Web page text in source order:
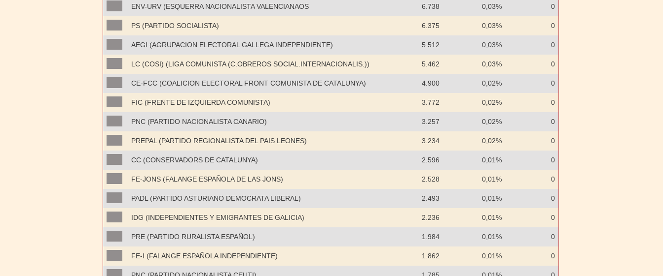
ENV-URV (ESQUERRA NACIONALISTA VALENCIANAOS 6.738 0,03% 0
PS (PARTIDO SOCIALISTA) 6.375 0,03% 0
AEGI (AGRUPACION ELECTORAL GALLEGA INDEPENDIENTE) 5.512 0,03% 0
LC (COSI) (LIGA COMUNISTA (C.OBREROS SOCIAL.INTERNACIONALIS.)) 5.462 0,03% 0
CE-FCC (COALICION ELECTORAL FRONT COMUNISTA DE CATALUNYA) 4.900 0,02% 0
FIC (FRENTE DE IZQUIERDA COMUNISTA) 3.772 0,02% 0
PNC (PARTIDO NACIONALISTA CANARIO) 3.257 0,02% 0
PREPAL (PARTIDO REGIONALISTA DEL PAIS LEONES) 3.234 0,02% 0
CC (CONSERVADORS DE CATALUNYA) 2.596 0,01% 0
FE-JONS (FALANGE ESPAÑOLA DE LAS JONS) 2.528 0,01% 0
PADL (PARTIDO ASTURIANO DEMOCRATA LIBERAL) 2.493 0,01% 0
IDG (INDEPENDIENTES Y EMIGRANTES DE GALICIA) 2.236 0,01% 0
PRE (PARTIDO RURALISTA ESPAÑOL) 1.984 0,01% 0
FE-I (FALANGE ESPAÑOLA INDEPENDIENTE) 1.862 0,01% 0